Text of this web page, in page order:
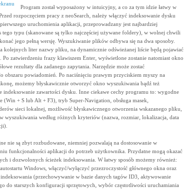
Program został wyposażony w intuicyjny, a co za tym idzie łatwy w
rozpoczęciem pracy z neoSearch, należy włączyć indeksowanie dysku
uruchomienia aplikacji, przeprowadzany jest najbardziej
tego typu (skanowane są tylko najczęściej używane foldery), w wolnej chwili
jego pełną wersję. Wyszukiwanie plików odbywa się na dwa sposoby.
kolejnych liter nazwy pliku, na dynamicznie odświeżanej liście będą pojawiać
Po zatwierdzeniu frazy klawiszem Enter, wyświetlone zostanie natomiast okno
rezultaty dla zadanego zapytania. Narzędzie może zostać
obszaru powiadomień. Po naciśnięciu prawym przyciskiem myszy na
możemy błyskawicznie otworzyć okno wyszukiwania bądź też
indeksowanie zawartości dysku. Inne ciekawe cechy programu to: wygodne
(Win + S lub Alt + F3), tryb Super-Navigation, obsługa masek,
sieci lokalnej, możliwość błyskawicznego otworzenia wskazanego pliku,
wyszukiwania według różnych kryteriów (nazwa, rozmiar, lokalizacja, data
nie są zbyt rozbudowane, niemniej pozwalają na dostosowanie w
funkcjonalności aplikacji do potrzeb użytkownika. Przydatne mogą okazać
i dozwolonych ścieżek indeksowania. W łatwy sposób możemy również:
Windows, włączyć/wyłączyć przezroczystość głównego okna oraz
(przechowywanie w bazie danych tagów ID3, aktywowanie
do starszych konfiguracji sprzętowych, wybór częstotliwości uruchamiania